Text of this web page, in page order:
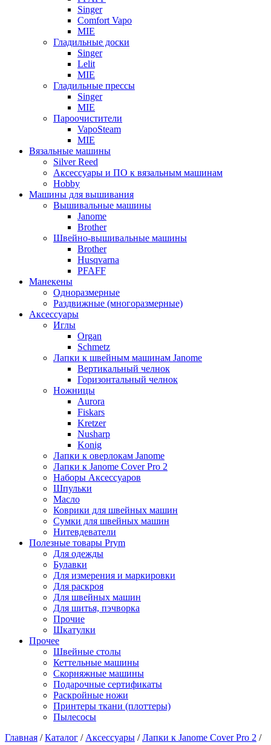
Singer
Comfort Vapo
MIE
Гладильные доски
Singer
Lelit
MIE
Гладильные прессы
Singer
MIE
Пароочистители
VapoSteam
MIE
Вязальные машины
Silver Reed
Аксессуары и ПО к вязальным машинам
Hobby
Машины для вышивания
Вышивальные машины
Janome
Brother
Швейно-вышивальные машины
Brother
Husqvarna
PFAFF
Манекены
Одноразмерные
Раздвижные (многоразмерные)
Аксессуары
Иглы
Organ
Schmetz
Лапки к швейным машинам Janome
Вертикальный челнок
Горизонтальный челнок
Ножницы
Aurora
Fiskars
Kretzer
Nusharp
Konig
Лапки к оверлокам Janome
Лапки к Janome Cover Pro 2
Наборы Аксессуаров
Шпульки
Масло
Коврики для швейных машин
Сумки для швейных машин
Нитевдеватели
Полезные товары Prym
Для одежды
Булавки
Для измерения и маркировки
Для раскроя
Для швейных машин
Для шитья, пэчворка
Прочие
Шкатулки
Прочее
Швейные столы
Кеттельные машины
Скорняжные машины
Подарочные сертификаты
Раскройные ножи
Принтеры ткани (плоттеры)
Пылесосы
Главная /Каталог / Аксессуары /Лапки к Janome Cover Pro 2 /